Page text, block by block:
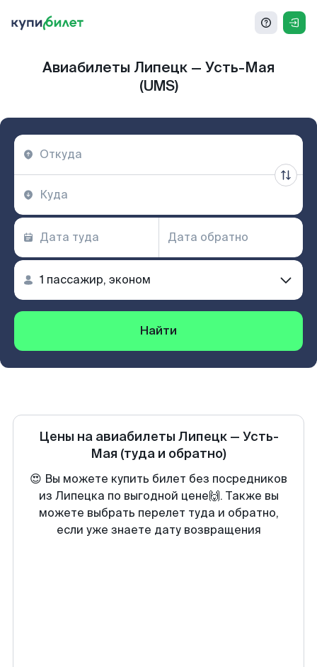
Авиабилеты Липецк — Усть-Мая
(UMS)
Найти
Цены на авиабилеты Липецк— Усть-
Мая (туда и обратно)
😍 Вы можете купить билет без посредников
из Липецка по выгодной цене🙌. Также вы
можете выбрать перелет туда и обратно,
если уже знаете дату возвращения